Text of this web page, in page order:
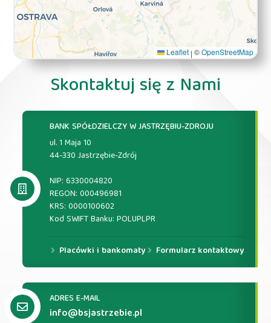
Leaflet | ©OpenStreetMap
Skontaktuj się z Nami
BANK SPÓŁDZIELCZY W JASTRZĘBIU-ZDROJU
ul. 1 Maja 10
44-330 Jastrzębie-Zdrój
NIP: 6330004820
REGON: 000496981
KRS: 0000100602
Kod SWIFT Banku: POLUPLPR
Placówki i bankomaty Formularz kontaktowy
ADRES E-MAIL
info@bsjastrzebie.pl